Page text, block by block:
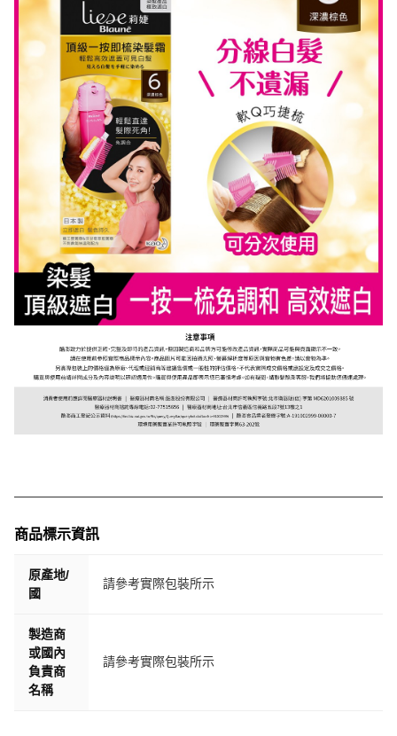
商品標示資訊
原產地/
國
請參考實際包裝所示
製造商
或國內
負責商
名稱
請參考實際包裝所示